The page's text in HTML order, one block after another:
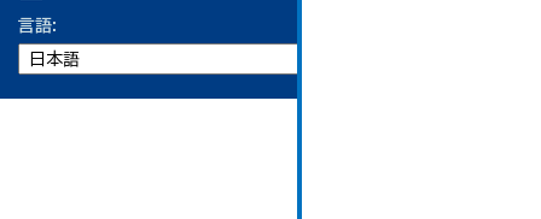
言語